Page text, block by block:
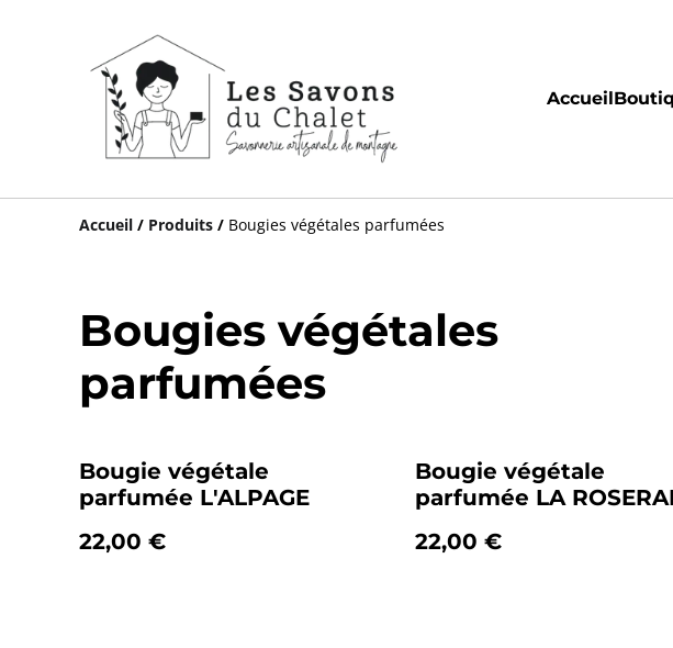
Accueil
Accueil / Produits / Bougies végétales parfumées
Bougies végétales
parfumées
Bougie végétale
parfumée L'ALPAGE
22,00 €
Bougie végétale
parfumée LA
22,00 €